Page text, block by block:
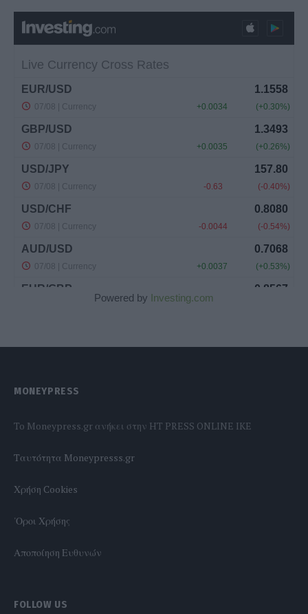
Powered by Investing.com
MONEYPRESS
To Moneypress.gr ανήκει στην HT PRESS ONLINE IKE
Tαυτότητα Moneypresss.gr
Χρήση Cookies
'Οροι Χρήσης
Αποποίηση Ευθυνών
FOLLOW US